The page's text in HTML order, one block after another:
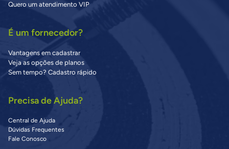
Quero um atendimento VIP
É um fornecedor?
Vantagens em cadastrar
Veja as opções de planos
Sem tempo? Cadastro rápido
Precisa de Ajuda?
Central de Ajuda
Dúvidas Frequentes
Fale Conosco